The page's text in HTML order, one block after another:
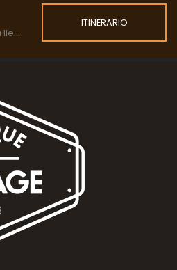
Coordenadas y mapa para llegar a la clínica.
ITINERARIO